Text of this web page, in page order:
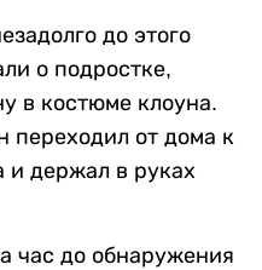
до этого
о подростке,
в костюме клоуна.
переходил от дома к
и держал в руках
час до обнаружения